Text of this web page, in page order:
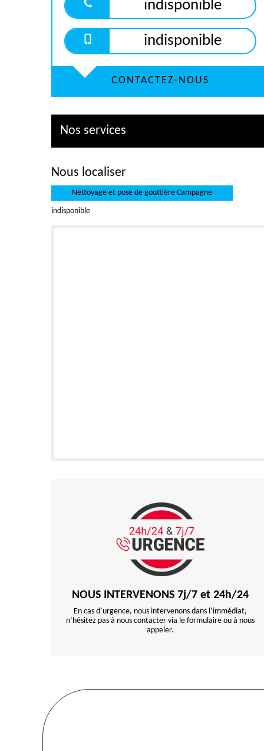
indisponible
indisponible
CONTACTEZ-NOUS
Nos services
Nous localiser
Nettoyage et pose de gouttière Campagne
indisponible
NOUS INTERVENONS 7j/7 et 24h/24
En cas d’urgence, nous intervenons dans l’immédiat,
n’hésitez pas à nous contacter via le formulaire ou à nous
appeler.